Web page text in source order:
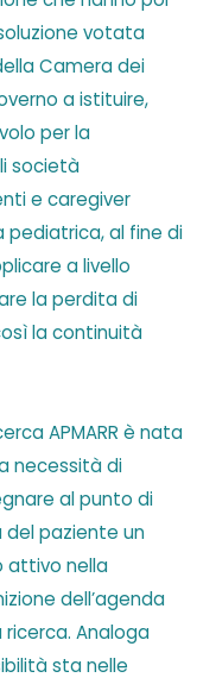
votata
Camera dei
a istituire,
per la
società
e caregiver
al fine di
a livello
la perdita di
la continuità
APMARR è nata
necessità di
al punto di
del paziente un
attivo nella
dell’agenda
ricerca. Analoga
sta nelle